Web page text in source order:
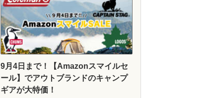
9月4日まで！【Amazonスマイルセ
ール】でアウトブランドのキャンプ
ギアが大特価！